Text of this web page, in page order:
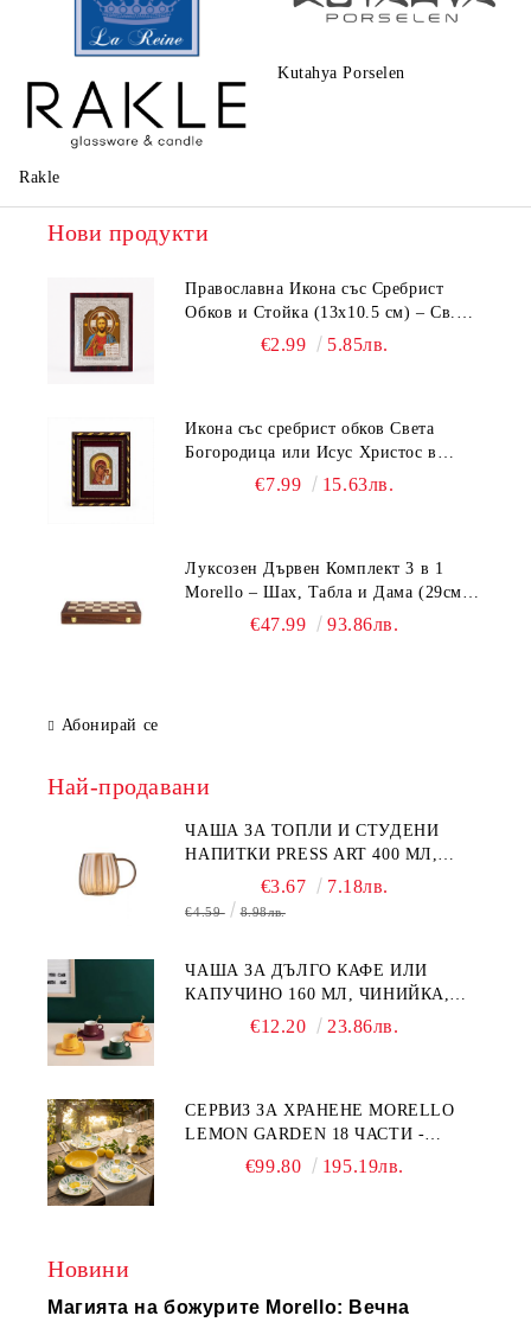
La Reine Kutahya Porselen
Rakle
Нови продукти
Православна Икона със Сребрист
Обков и Стойка (13х10.5 см) – Св.
Николай, Св. Георги, Исус Христос,
€2.99 5.85лв.
Икона със сребрист обков Света
Богородица или Исус Христос в
рамка бордо и злато (18.5х15.5 см)
€7.99 15.63лв.
Луксозен Дървен Комплект 3 в 1
Morello – Шах, Табла и Дама (29см /
39см / 49см)€47.99 93.86лв.
Абонирай се
Най-продавани
ЧАША ЗА ТОПЛИ И СТУДЕНИ
НАПИТКИ PRESS ART 400 МЛ,
БОРОСИЛИКАТНО СТЪКЛО
€3.67 7.18лв.
€4.59 8.98лв.
ЧАША ЗА ДЪЛГО КАФЕ ИЛИ
КАПУЧИНО 160 МЛ, ЧИНИЙКА,
ЛЪЖИЧКА GREEN, ORANGE LOVE
€12.20 23.86лв.
СЕРВИЗ ЗА ХРАНЕНЕ MORELLO
LEMON GARDEN 18 ЧАСТИ -
ПОРЦЕЛАН€99.80 195.19лв.
Новини
Магията на божурите Morello: Вечна